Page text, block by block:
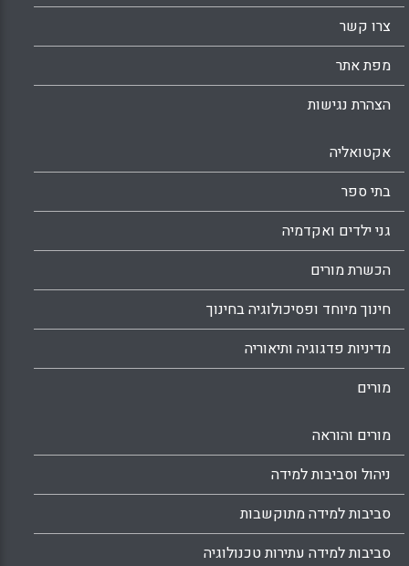
צרו קשר
מפת אתר
הצהרת נגישות
אקטואליה
בתי ספר
גני ילדים ואקדמיה
הכשרת מורים
חינוך מיוחד ופסיכולוגיה בחינוך
מדיניות פדגוגיה ותיאוריה
מורים
מורים והוראה
ניהול וסביבות למידה
סביבות למידה מתוקשבות
סביבות למידה עתירות טכנולוגיה